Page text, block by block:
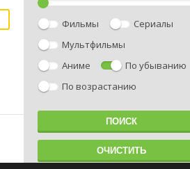
Фильмы
Сериалы
Мультфильмы
Аниме
По убыванию
По возрастанию